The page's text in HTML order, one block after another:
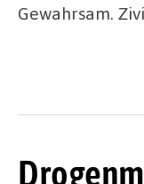
Gewahrsam.